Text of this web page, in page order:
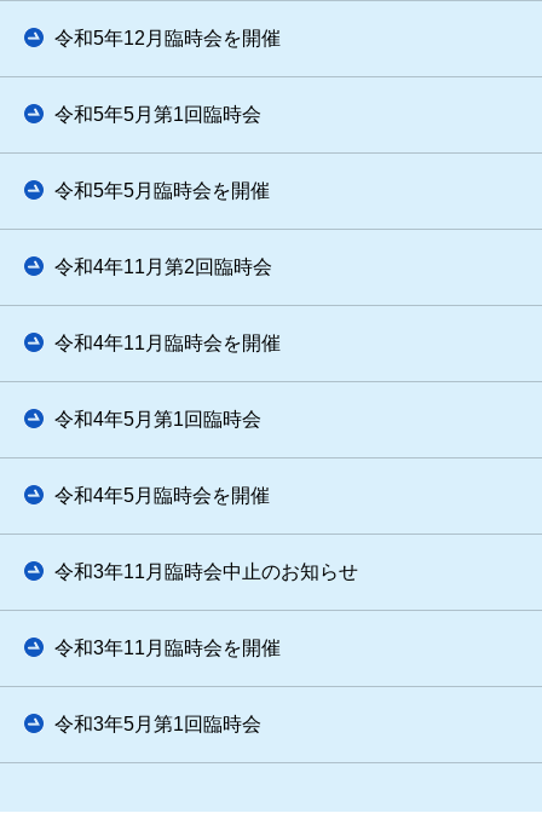
令和5年12月臨時会を開催
令和5年5月第1回臨時会
令和5年5月臨時会を開催
令和4年11月第2回臨時会
令和4年11月臨時会を開催
令和4年5月第1回臨時会
令和4年5月臨時会を開催
令和3年11月臨時会中止のお知らせ
令和3年11月臨時会を開催
令和3年5月第1回臨時会